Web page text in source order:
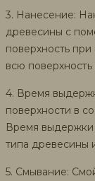
3. Нанесение:
древесины с
поверхность
всю
4. Время
поверхности в
Время выдержки
типа древесины
5. Смывание: